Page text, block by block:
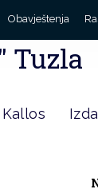
Obavještenja
Tuzla